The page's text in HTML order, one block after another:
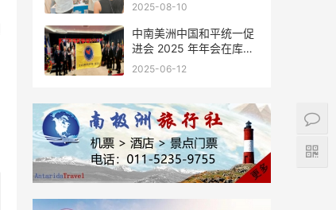
2025-08-10
中南美洲中国和平统一促
进会 2025 年年会在库拉
索圆满举行，共绘反“独”
2025-06-12